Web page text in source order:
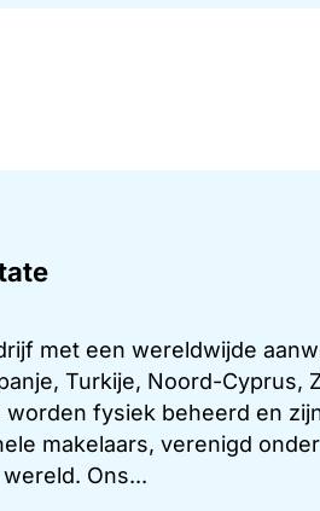
met een wereldwijde
Turkije, Noord-Cyprus,
fysiek beheerd en
makelaars, verenigd
Ons...